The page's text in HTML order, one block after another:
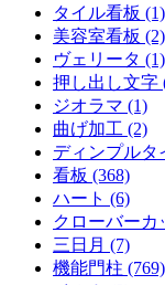
タイル看板 (1)
美容室看板 (2)
ヴェリータ (1)
押し出し文字
ジオラマ (1)
曲げ加工 (2)
ディンプルタ
看板 (368)
ハート (6)
クローバーカ
三日月 (7)
機能門柱 (769)